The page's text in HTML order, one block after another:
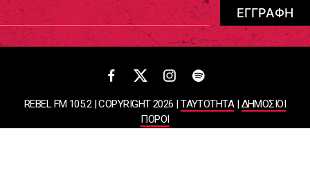
REBEL FM 105.2 | COPYRIGHT 2026 |ΤΑΥΤΟΤΗΤΑ|ΔΗΜΟΣΙΟΙ
ΠΟΡΟΙ